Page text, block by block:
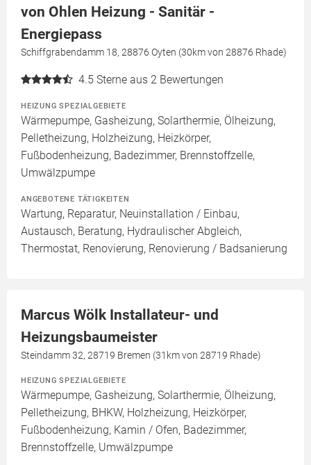
von Ohlen Heizung - Sanitär -
Energiepass
Schiffgrabendamm 18, 28876 Oyten (30km von 28876 Rhade)
4.5 Sterne aus 2 Bewertungen
HEIZUNG SPEZIALGEBIETE
Wärmepumpe, Gasheizung, Solarthermie, Ölheizung,
Pelletheizung, Holzheizung, Heizkörper,
Fußbodenheizung, Badezimmer, Brennstoffzelle,
Umwälzpumpe
ANGEBOTENE TÄTIGKEITEN
Wartung, Reparatur, Neuinstallation / Einbau,
Austausch, Beratung, Hydraulischer Abgleich,
Thermostat, Renovierung, Renovierung / Badsanierung
Marcus Wölk Installateur- und
Heizungsbaumeister
Steindamm 32, 28719 Bremen (31km von 28719 Rhade)
HEIZUNG SPEZIALGEBIETE
Wärmepumpe, Gasheizung, Solarthermie, Ölheizung,
Pelletheizung, BHKW, Holzheizung, Heizkörper,
Fußbodenheizung, Kamin / Ofen, Badezimmer,
Brennstoffzelle, Umwälzpumpe